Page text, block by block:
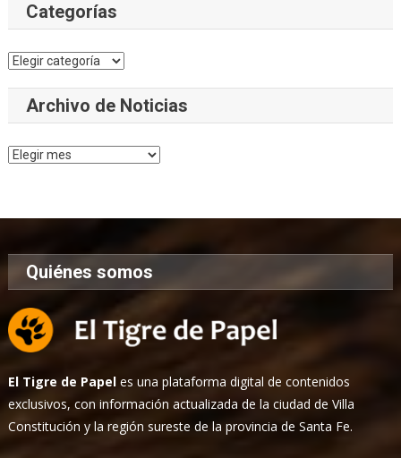
Categorías
Categorías
Archivo de Noticias
Archivo
Quiénes somos
El Tigre de Papel es una plataforma digital de contenidos
exclusivos, con información actualizada de la ciudad de Villa
Constitución y la región sureste de la provincia de Santa Fe.